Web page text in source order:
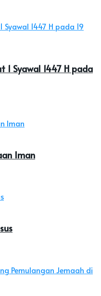
1 Syawal 1447 H pada
Iman